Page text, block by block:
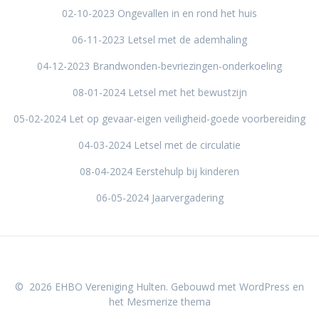
02-10-2023 Ongevallen in en rond het huis
06-11-2023 Letsel met de ademhaling
04-12-2023 Brandwonden-bevriezingen-onderkoeling
08-01-2024 Letsel met het bewustzijn
05-02-2024 Let op gevaar-eigen veiligheid-goede voorbereiding
04-03-2024 Letsel met de circulatie
08-04-2024 Eerstehulp bij kinderen
06-05-2024 Jaarvergadering
© 2026 EHBO Vereniging Hulten. Gebouwd met WordPress en
het Mesmerize thema